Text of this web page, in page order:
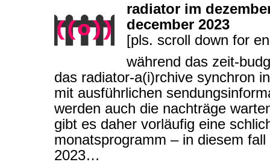
radiator im
december 2023
[pls. scroll down for
während das zeit-
das radiator-a(i)rchive synchron
mit ausführlichen
werden auch die nachträge
gibt es daher vorläufig eine
monatsprogramm – in diesem
2023…